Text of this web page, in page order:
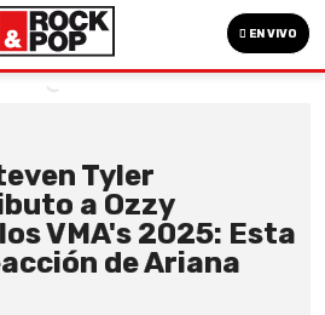
EN VIVO
Tyler
a Ozzy
VMA's 2025: Esta
de Ariana